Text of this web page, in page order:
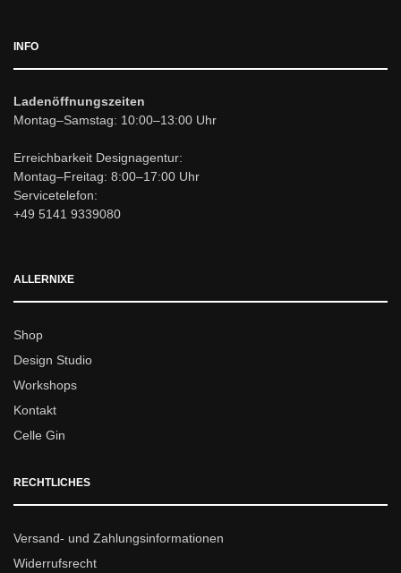
INFO
Ladenöffnungszeiten
Montag–Samstag: 10:00–13:00 Uhr
Erreichbarkeit Designagentur:
Montag–Freitag: 8:00–17:00 Uhr
Servicetelefon:
+49 5141 9339080
ALLERNIXE
Shop
Design Studio
Workshops
Kontakt
Celle Gin
RECHTLICHES
Versand- und Zahlungsinformationen
Widerrufsrecht